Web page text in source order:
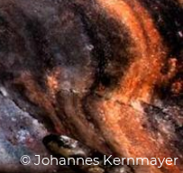
© Johannes Kernmayer